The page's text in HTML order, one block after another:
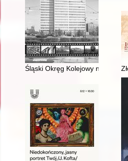
Śląski Okręg Kolejowy na